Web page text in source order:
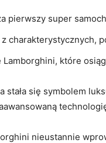
pierwszy super
z charakterystycznych,
Lamborghini, które
stała się symbolem
nieustannie